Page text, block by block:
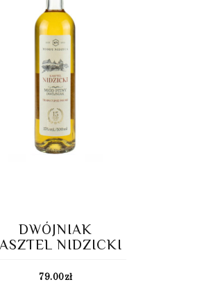
DWÓJNIAK
NIDZICKI
79.00zł